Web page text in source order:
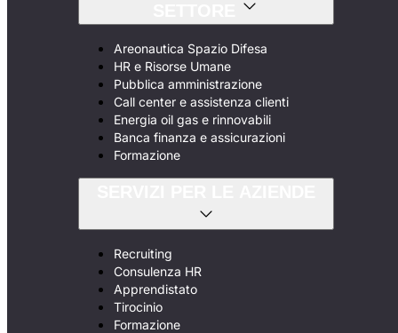
Areonautica Spazio Difesa
HR e Risorse Umane
Pubblica amministrazione
Call center e assistenza clienti
Energia oil gas e rinnovabili
Banca finanza e assicurazioni
Formazione
Recruiting
Consulenza HR
Apprendistato
Tirocinio
Formazione